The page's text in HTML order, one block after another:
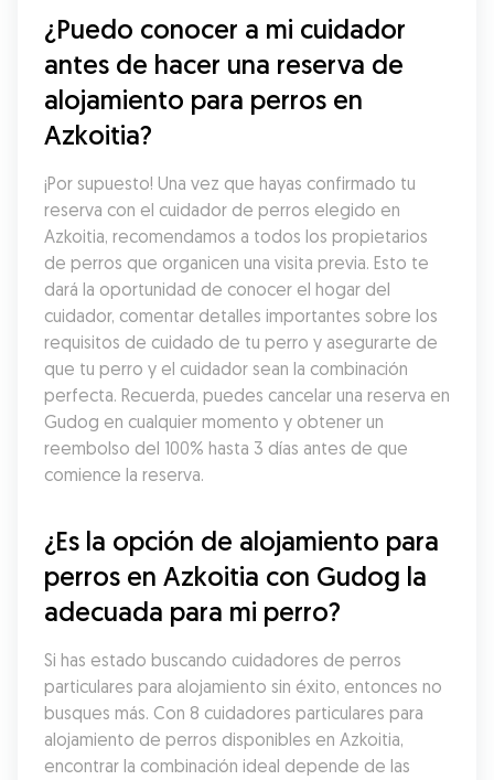
¿Puedo conocer a mi cuidador
antes de hacer una reserva de
alojamiento para perros en
Azkoitia?
¡Por supuesto! Una vez que hayas confirmado tu
reserva con el cuidador de perros elegido en
Azkoitia, recomendamos a todos los propietarios
de perros que organicen una visita previa. Esto te
dará la oportunidad de conocer el hogar del
cuidador, comentar detalles importantes sobre los
requisitos de cuidado de tu perro y asegurarte de
que tu perro y el cuidador sean la combinación
perfecta. Recuerda, puedes cancelar una reserva en
Gudog en cualquier momento y obtener un
reembolso del 100% hasta 3 días antes de que
comience la reserva.
¿Es la opción de alojamiento para
perros en Azkoitia con Gudog la
adecuada para mi perro?
Si has estado buscando cuidadores de perros
particulares para alojamiento sin éxito, entonces no
busques más. Con 8 cuidadores particulares para
alojamiento de perros disponibles en Azkoitia,
encontrar la combinación ideal depende de las